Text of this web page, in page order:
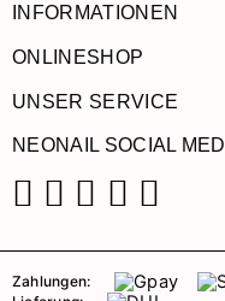
INFORMATIONEN
ONLINESHOP
UNSER SERVICE
NEONAIL SOCIAL
Zahlungen: